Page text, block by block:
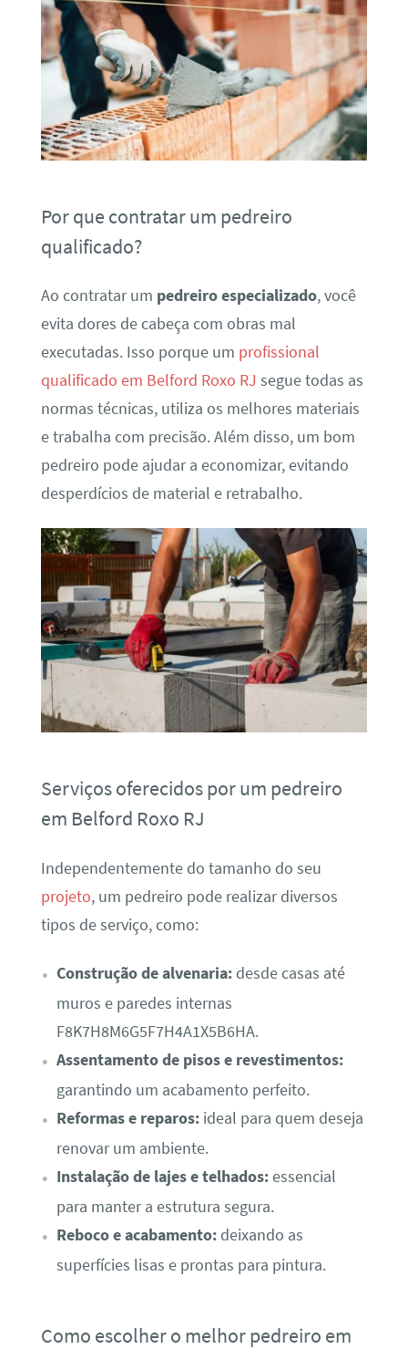
Por que contratar um pedreiro
qualificado?
Ao contratar um pedreiro especializado, você
evita dores de cabeça com obras mal
executadas. Isso porque um profissional
qualificado em Belford Roxo RJ segue todas as
normas técnicas, utiliza os melhores materiais
e trabalha com precisão. Além disso, um bom
pedreiro pode ajudar a economizar, evitando
desperdícios de material e retrabalho.
Serviços oferecidos por um pedreiro
em Belford Roxo RJ
Independentemente do tamanho do seu
projeto, um pedreiro pode realizar diversos
tipos de serviço, como:
Construção de alvenaria:desde casas até
muros e paredes internas
F8K7H8M6G5F7H4A1X5B6HA.
Assentamento de pisos e revestimentos:
garantindo um acabamento perfeito.
Reformas e reparos:ideal para quem deseja
renovar um ambiente.
Instalação de lajes e telhados:essencial
para manter a estrutura segura.
Reboco e acabamento:deixando as
superfícies lisas e prontas para pintura.
Como escolher o melhor pedreiro em